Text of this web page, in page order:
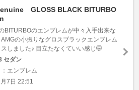
GLOSS BLACK BITURBO
BITURBOのエンブレムが中々入手出来な
の小振りなグロスブラックエンブレム
しました♪ 目立たなくていい感じ🤭
セダン
エンブレム
7日 22:51